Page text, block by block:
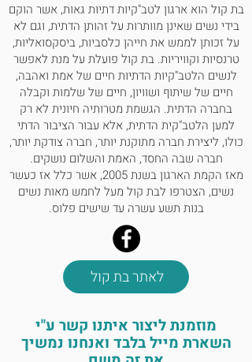
בת קול הוא ארגון לטב"קיות דתיות גאות, אשר הוקם
בידי נשים שאינן מוותרות על זהותן הדתית, וגם לא
על זכותן לממש את חייהן כלסביות, ביסקסואליות,
טרנסיות וקוויריות. בת קול פועלת על מנת לאפשר
לנשים הלטב"קיות הדתיות חיים של אמת ואהבה,
חיים של שיתוף ושוויון, חיים של שלמות וקבלה
בחברה הדתית. הגשמת מטרותיה חיונית לא רק
למען הלטב"קית הדתית, אלא עבור הציבור הדתי
כולו, ליצירת חברה מתוקנת יותר, חברה צודקת יותר,
חברה שבה החסד, האמת והשלום נושקים.
מאז הקמת הארגון בשנת 2005, אשר כלל אז כעשר
נשים, הצטרפו לבת קול מעל לחמש מאות נשים
בנות תשע עשרה עד שישים פלוס.
לאתר בת קול
מוזמנת ליצור איתנו קשר ע"י
השארת מייל בלבד ואנחנו נמשיך